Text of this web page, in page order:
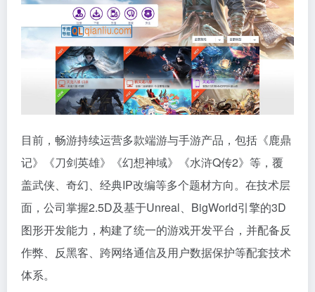
目前，畅游持续运营多款端游与手游产品，包括《鹿鼎
记》《刀剑英雄》《幻想神域》《水浒Q传2》等，覆
盖武侠、奇幻、经典IP改编等多个题材方向。在技术层
面，公司掌握2.5D及基于Unreal、BigWorld引擎的3D
图形开发能力，构建了统一的游戏开发平台，并配备反
作弊、反黑客、跨网络通信及用户数据保护等配套技术
体系。